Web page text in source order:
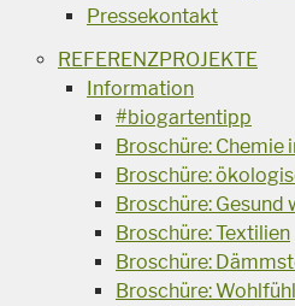
Pressekontakt
REFERENZPROJEKTE
Information
#biogartentipp
Broschüre: Chemie
Broschüre:
Broschüre: Gesund
Broschüre: Textilien
Broschüre:
Broschüre: